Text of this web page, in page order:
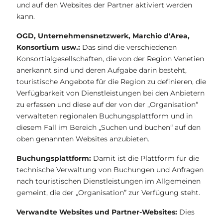
und auf den Websites der Partner aktiviert werden
kann.
OGD, Unternehmensnetzwerk, Marchio d‘Area,
Konsortium usw.:Das sind die verschiedenen
Konsortialgesellschaften, die von der Region Venetien
anerkannt sind und deren Aufgabe darin besteht,
touristische Angebote für die Region zu definieren, die
Verfügbarkeit von Dienstleistungen bei den Anbietern
zu erfassen und diese auf der von der „Organisation“
verwalteten regionalen Buchungsplattform und in
diesem Fall im Bereich „Suchen und buchen“ auf den
oben genannten Websites anzubieten.
Buchungsplattform:Damit ist die Plattform für die
technische Verwaltung von Buchungen und Anfragen
nach touristischen Dienstleistungen im Allgemeinen
gemeint, die der „Organisation” zur Verfügung steht.
Verwandte Websites und Partner-Websites:Dies